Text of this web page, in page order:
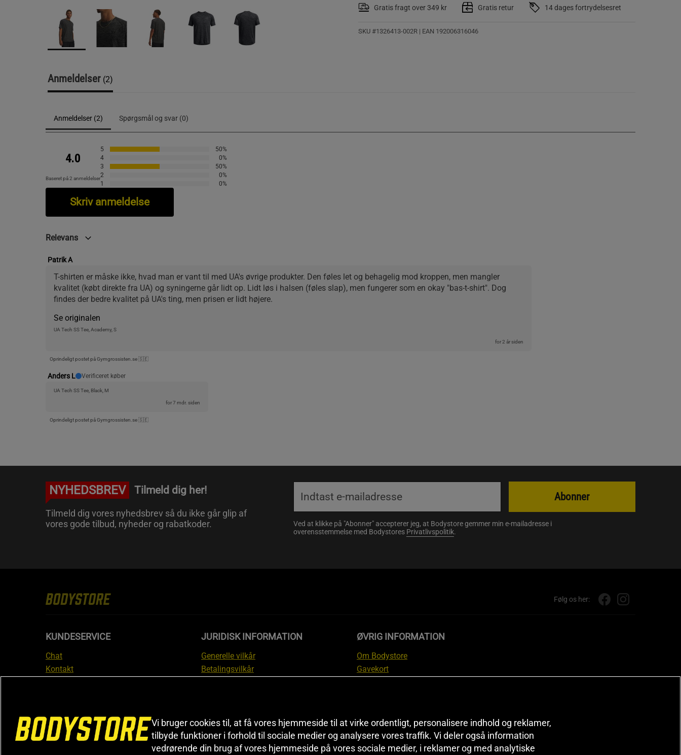
Gratis fragt over 349 kr Gratis retur 14 dages fortrydelsesret
SKU #1326413-002R | EAN 192006316046
Anmeldelser (2)
Anmeldelser (2) Spørgsmål og svar (0)
4.0
Baseret på 2 anmeldelser
5
50%
4
0%
3
50%
2
0%
1
0%
Skriv anmeldelse
Relevans
Patrik A
T-shirten er måske ikke, hvad man er vant til med UA's øvrige produkter. Den føles let og behagelig mod kroppen, men mangler
kvalitet (købt direkte fra UA) og syningerne går lidt op. Lidt løs i halsen (føles slap), men fungerer som en okay "bas-t-shirt". Dog
findes der bedre kvalitet på UA's ting, men prisen er lidt højere.
Se originalen
UA Tech SS Tee, Academy, S
for 2 år siden
Oprindeligt postet på Gymgrossisten.se 🇸🇪
Anders L Verificeret køber
UA Tech SS Tee, Black, M
for 7 mdr. siden
Oprindeligt postet på Gymgrossisten.se 🇸🇪
NYHEDSBREV Tilmeld dig her!
Tilmeld dig vores nyhedsbrev så du ikke går glip af
vores gode tilbud, nyheder og rabatkoder.
Ved at klikke på "Abonner" accepterer jeg, at Bodystore gemmer min e-mailadresse i
overensstemmelse med Bodystores Privatlivspolitik.
Abonner
Følg os her:
KUNDESERVICE
Chat
Kontakt
FAQ
JURIDISK INFORMATION
Generelle vilkår
Betalingsvilkår
Prisgaranti
Information om fortrydelsesret og
reklamationer
ØVRIG INFORMATION
Om Bodystore
Gavekort
Sitemap
Black Friday
Artikler & Øvelser
Vi bruger cookies til, at få vores hjemmeside til at virke ordentligt, personalisere indhold og reklamer,
tilbyde funktioner i forhold til sociale medier og analysere vores traffik. Vi deler også information
vedrørende din brug af vores hjemmeside på vores sociale medier, i reklamer og med analytiske